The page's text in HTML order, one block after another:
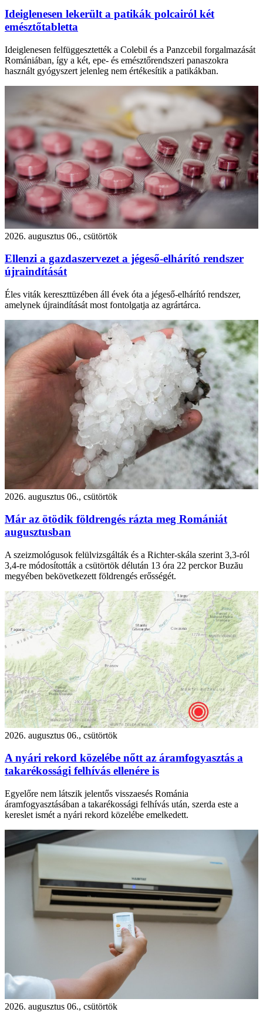
Ideiglenesen lekerült a patikák polcairól két
emésztőtabletta
Ideiglenesen felfüggesztették a Colebil és a Panzcebil forgalmazását
Romániában, így a két, epe- és emésztőrendszeri panaszokra
használt gyógyszert jelenleg nem értékesítik a patikákban.
2026. augusztus 06., csütörtök
Ellenzi a gazdaszervezet a jégeső-elhárító rendszer
újraindítását
Éles viták kereszttüzében áll évek óta a jégeső-elhárító rendszer,
amelynek újraindítását most fontolgatja az agrártárca.
2026. augusztus 06., csütörtök
Már az ötödik földrengés rázta meg Romániát
augusztusban
A szeizmológusok felülvizsgálták és a Richter-skála szerint 3,3-ról
3,4-re módosították a csütörtök délután 13 óra 22 perckor Buzău
megyében bekövetkezett földrengés erősségét.
2026. augusztus 06., csütörtök
A nyári rekord közelébe nőtt az áramfogyasztás a
takarékossági felhívás ellenére is
Egyelőre nem látszik jelentős visszaesés Románia
áramfogyasztásában a takarékossági felhívás után, szerda este a
kereslet ismét a nyári rekord közelébe emelkedett.
2026. augusztus 06., csütörtök